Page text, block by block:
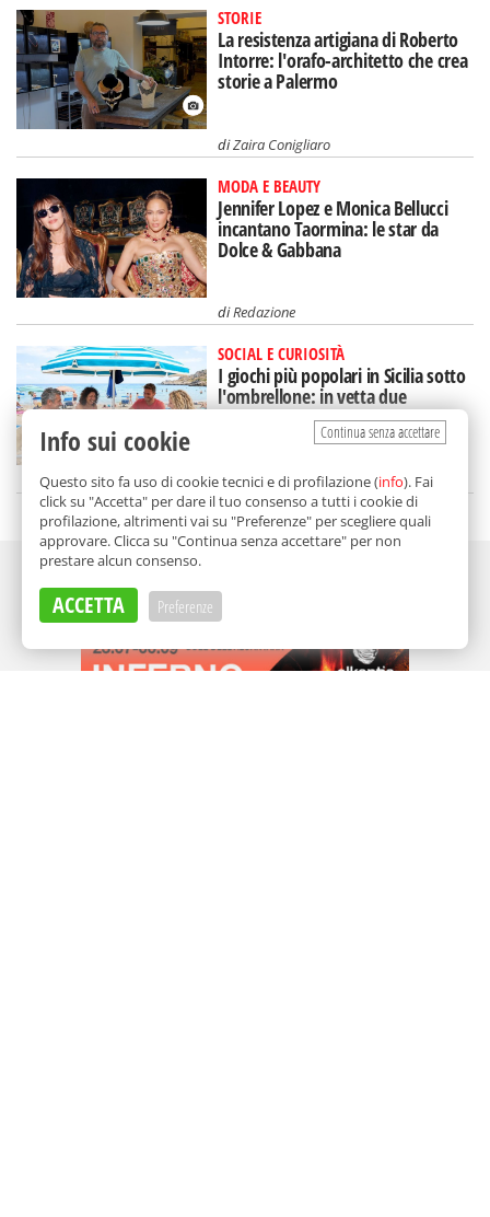
STORIE
La resistenza artigiana di Roberto
Intorre: l'orafo-architetto che crea
storie a Palermo
diZaira Conigliaro
MODA E BEAUTY
Jennifer Lopez e Monica Bellucci
incantano Taormina: le star da
Dolce & Gabbana
diRedazione
SOCIAL E CURIOSITÀ
I giochi più popolari in Sicilia sotto
l'ombrellone: in vetta due
(intramontabili)
diRedazione
Continua senza accettare
Info sui cookie
Questo sito fa uso di cookie tecnici e di profilazione (info). Fai
click su "Accetta" per dare il tuo consenso a tutti i cookie di
profilazione, altrimenti vai su "Preferenze" per scegliere quali
approvare. Clicca su "Continua senza accettare" per non
prestare alcun consenso.
ACCETTA Preferenze